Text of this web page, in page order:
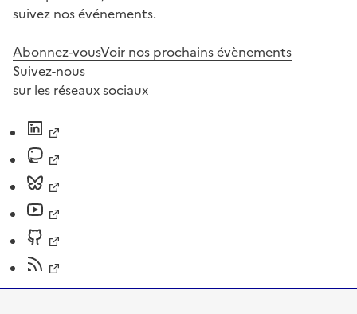
suivez nos événements.
Abonnez-vousVoir nos prochains évènements
Suivez-nous
sur les réseaux sociaux